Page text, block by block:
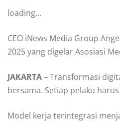
loading…
CEO iNews Media Group
2025 yang digelar Asosiasi
JAKARTA– Transformasi
bersama. Setiap pelaku
Model kerja terintegrasi